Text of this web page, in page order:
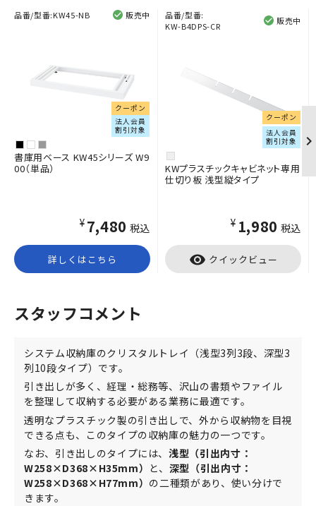
品番/型番:KW45-NB 販売中
クーポン
法人会員
割引対象
書庫用ベース KW45シリーズ W9
00（単品）
¥7,480 税込
詳しくはこちら
品番/型番:
KW-B4DPS-CR
販売中
クーポン
法人会員
割引対象
KWプラスチックキャビネット専用
仕切り板 浅型縦タイプ
¥1,980 税込
visibility クイックビュー
スタッフコメント
システム収納庫のクリスタルトレイ（浅型3列3段、深型3
列10段タイプ）です。
引き出しが多く、経理・総務等、沢山の書類やファイル
を整理して収納する必要がある業務に最適です。
透明なプラスチック製の引き出しで、外から収納物を目視
できる点も、このタイプの収納庫の魅力の一つです。
なお、引き出しのタイプには、浅型（引出内寸：
W258×D368×H35mm） と、 深型（引出内寸：
W258×D368×H77mm） の二種類があり、使い分けで
きます。